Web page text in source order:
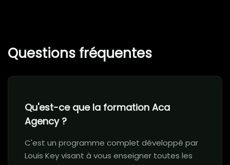
Questions fréquentes
Qu'est-ce que la formation Aca
Agency ?
C'est un programme complet développé par
Louis Key visant à vous enseigner toutes les